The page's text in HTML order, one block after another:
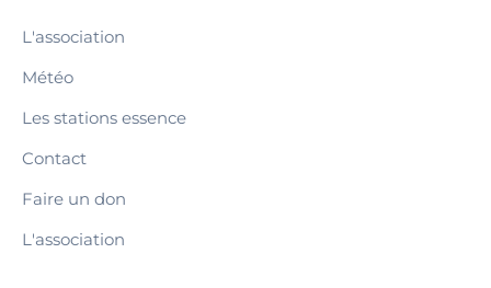
L'association
Météo
Les stations essence
Contact
Faire un don
L'association